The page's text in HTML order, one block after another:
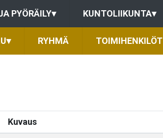
PYÖRÄILY▾ KUNTOLIIKUNTA▾
▾ RYHMÄ TOIMIHENKILÖT
Kuvaus